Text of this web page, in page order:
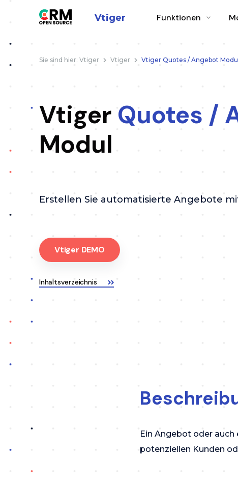
Vtiger Funktionen
Sie sind hier: Vtiger Vtiger Vtiger Quotes / Angebot Modul
Vtiger Quotes /
Modul
Erstellen Sie automatisierte Angebote
Vtiger DEMO
Inhaltsverzeichnis
Ein Angebot oder
potenziellen Kunden